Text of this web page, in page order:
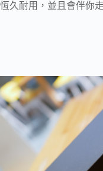
恆久耐用，並且會伴你